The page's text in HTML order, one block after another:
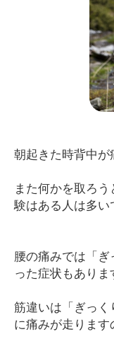
朝起きた時背中が
また何かを取ろ
験はある人は多い
腰の痛みでは「
った症状もありま
筋違いは「ぎっく
に痛みが走ります